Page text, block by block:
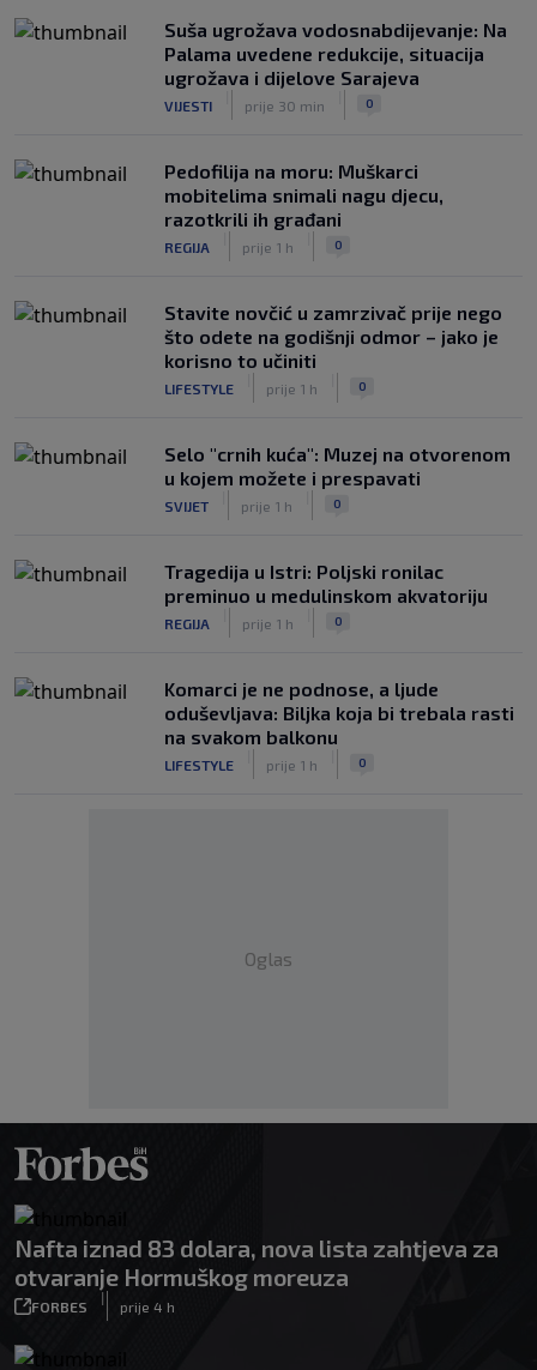
Suša ugrožava vodosnabdijevanje: Na
Palama uvedene redukcije, situacija
ugrožava i dijelove Sarajeva
VIJESTI prije 30 min 0
Pedofilija na moru: Muškarci
mobitelima snimali nagu djecu,
razotkrili ih građani
REGIJA prije 1 h 0
Stavite novčić u zamrzivač prije nego
što odete na godišnji odmor – jako je
korisno to učiniti
LIFESTYLE prije 1 h 0
Selo "crnih kuća": Muzej na otvorenom
u kojem možete i prespavati
SVIJET prije 1 h 0
Tragedija u Istri: Poljski ronilac
preminuo u medulinskom akvatoriju
REGIJA prije 1 h 0
Komarci je ne podnose, a ljude
oduševljava: Biljka koja bi trebala rasti
na svakom balkonu
LIFESTYLE prije 1 h 0
Oglas
Nafta iznad 83 dolara, nova lista zahtjeva za
otvaranje Hormuškog moreuza
FORBES
|
prije 4 h